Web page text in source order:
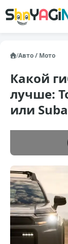
/Авто / Мото
Какой
лучше:
или